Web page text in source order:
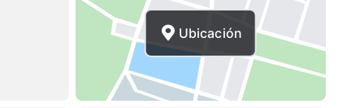
Ubicación